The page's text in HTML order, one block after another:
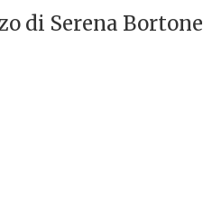
di Serena Bortone